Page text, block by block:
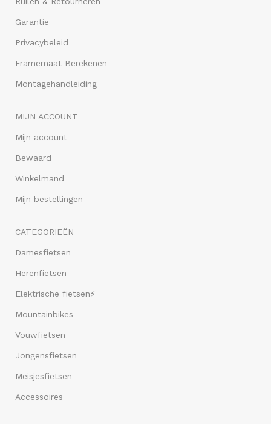
Garantie
Privacybeleid
Framemaat Berekenen
Montagehandleiding
MIJN ACCOUNT
Mijn account
Bewaard
Winkelmand
Mijn bestellingen
CATEGORIEËN
Damesfietsen
Herenfietsen
Elektrische fietsen⚡
Mountainbikes
Vouwfietsen
Jongensfietsen
Meisjesfietsen
Accessoires